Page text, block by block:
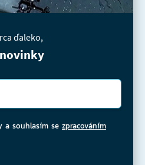
ďaleko,
a souhlasím se zpracováním